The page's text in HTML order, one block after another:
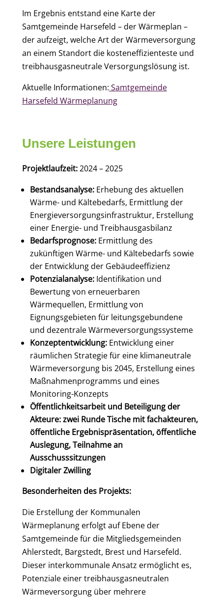
Im Ergebnis entstand eine Karte der
Samtgemeinde Harsefeld – der Wärmeplan –
der aufzeigt, welche Art der Wärmeversorgung
an einem Standort die kosteneffizienteste und
treibhausgasneutrale Versorgungslösung ist.
Aktuelle Informationen: Samtgemeinde
Harsefeld Wärmeplanung
Unsere Leistungen
Projektlaufzeit:2024 – 2025
Bestandsanalyse:Erhebung des aktuellen
Wärme- und Kältebedarfs, Ermittlung der
Energieversorgungsinfrastruktur, Erstellung
einer Energie- und Treibhausgasbilanz
Bedarfsprognose:Ermittlung des
zukünftigen Wärme- und Kältebedarfs sowie
der Entwicklung der Gebäudeeffizienz
Potenzialanalyse:Identifikation und
Bewertung von erneuerbaren
Wärmequellen, Ermittlung von
Eignungsgebieten für leitungsgebundene
und dezentrale Wärmeversorgungssysteme
Konzeptentwicklung:Entwicklung einer
räumlichen Strategie für eine klimaneutrale
Wärmeversorgung bis 2045, Erstellung eines
Maßnahmenprogramms und eines
Monitoring-Konzepts
Öffentlichkeitsarbeit und Beteiligung der
Akteure: zwei Runde Tische mit fachakteuren,
öffentliche Ergebnispräsentation, öffentliche
Auslegung, Teilnahme an
Ausschusssitzungen
Digitaler Zwilling
Besonderheiten des Projekts:
Die Erstellung der Kommunalen
Wärmeplanung erfolgt auf Ebene der
Samtgemeinde für die Mitgliedsgemeinden
Ahlerstedt, Bargstedt, Brest und Harsefeld.
Dieser interkommunale Ansatz ermöglicht es,
Potenziale einer treibhausgasneutralen
Wärmeversorgung über mehrere